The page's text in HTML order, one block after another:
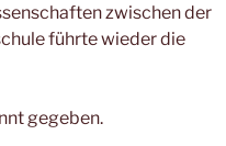
zwischen der
führte wieder die
gegeben.